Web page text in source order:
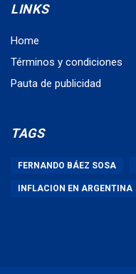
LINKS
Home
Términos y condiciones
Pauta de publicidad
TAGS
FERNANDO BÁEZ SOSA
INFLACION EN ARGENTINA